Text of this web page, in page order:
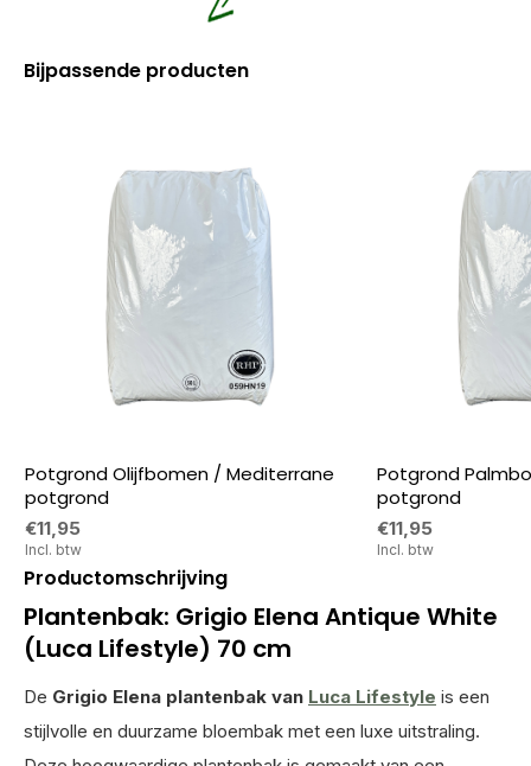
Bijpassende producten
Potgrond Olijfbomen / Mediterrane
potgrond
€11,95
Incl. btw
Potgrond
potgrond
€11,95
Incl. btw
Productomschrijving
Plantenbak: Grigio Elena Antique White
(Luca Lifestyle) 70 cm
De Grigio Elena plantenbak van Luca Lifestyle is een
stijlvolle en duurzame bloembak met een luxe uitstraling.